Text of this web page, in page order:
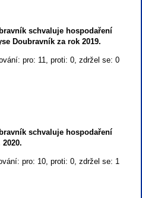
schvaluje hospodaření
Doubravník za rok 2019.
pro: 11, proti: 0, zdržel se: 0
schvaluje hospodaření
pro: 10, proti: 0, zdržel se: 1